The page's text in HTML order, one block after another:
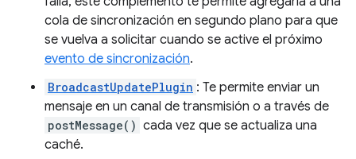
cola de sincronización en segundo plano para que
se vuelva a solicitar cuando se active el próximo
evento de sincronización.
BroadcastUpdatePlugin : Te permite enviar un
mensaje en un canal de transmisión o a través de
postMessage() cada vez que se actualiza una
caché.